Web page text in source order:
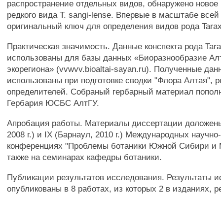
распространение отдельных видов, обнаружено
редкого вида Т. sangi-lense. Впервые в масштабе
оригинальный ключ для определения видов рода
Практическая значимость. Данные конспекта рода
использованы для базы данных «Биоразнообразие
экорегиона» (vvwvv.bioaltai-sayan.ru). Полученные
использованы при подготовке сводки "Флора Алтая",
определителей. Собраный гербарный материал
Гербария ЮСБС АлтГУ.
Апробация работы. Материалы диссертации
2008 г.) и IX (Барнаул, 2010 г.) Международных
конференциях "Проблемы ботаники Южной Сибири и
также на семинарах кафедры ботаники.
Публикации результатов исследования. Результаты
опубликованы в 8 работах, из которых 2 в изданиях,